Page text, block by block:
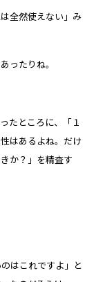
全然使えない」み
ったりね。
たところに、「１
はあるよね。だけ
か？」を精査す
はこれですよ」と